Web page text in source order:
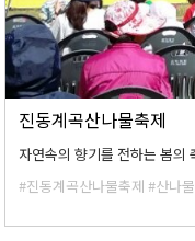
진동계곡산나물축제
#진동계곡산나물축제 #산나물